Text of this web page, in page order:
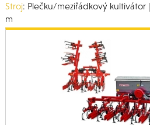
Stroj: Plečku/meziřádkový kultivátor |
m